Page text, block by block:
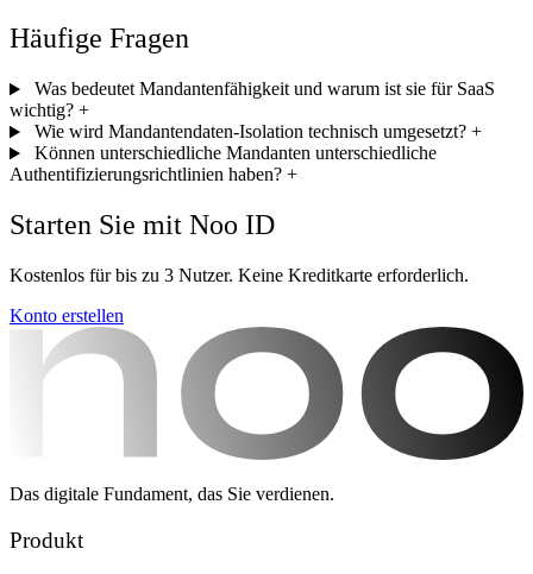
Häufige Fragen
Was bedeutet Mandantenfähigkeit und warum ist sie für SaaS
wichtig? +
Wie wird Mandantendaten-Isolation technisch umgesetzt? +
Können unterschiedliche Mandanten unterschiedliche
Authentifizierungsrichtlinien haben? +
Starten Sie mit Noo ID
Kostenlos für bis zu 3 Nutzer. Keine Kreditkarte erforderlich.
Konto erstellen
Das digitale Fundament, das Sie verdienen.
Produkt